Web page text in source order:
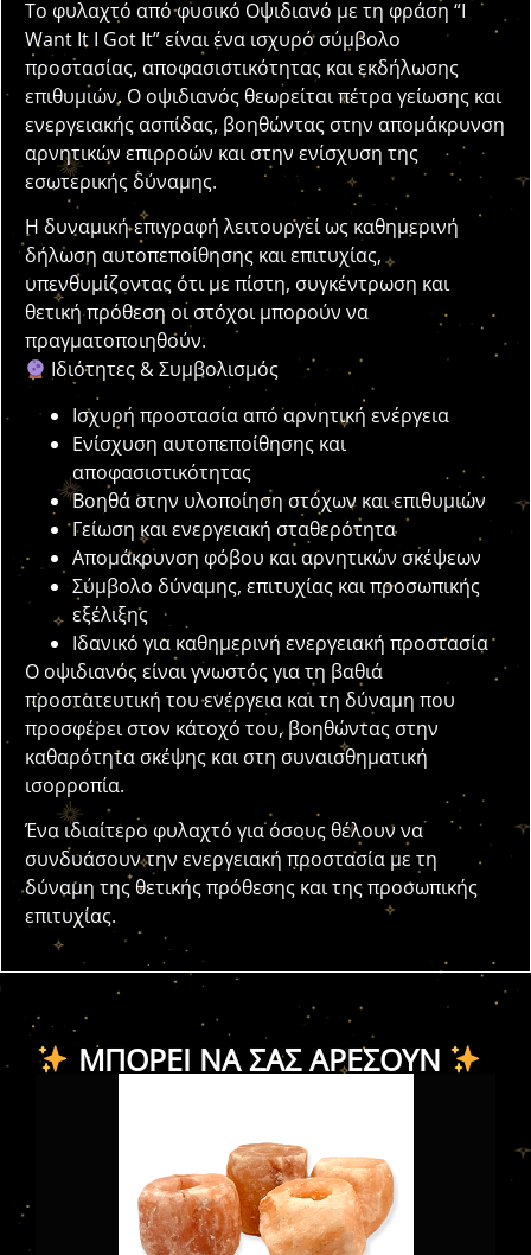
Το φυλαχτό από φυσικό Οψιδιανό με τη φράση “I
Want It I Got It” είναι ένα ισχυρό σύμβολο
προστασίας, αποφασιστικότητας και εκδήλωσης
επιθυμιών. Ο οψιδιανός θεωρείται πέτρα γείωσης και
ενεργειακής ασπίδας, βοηθώντας στην απομάκρυνση
αρνητικών επιρροών και στην ενίσχυση της
εσωτερικής δύναμης.
Η δυναμική επιγραφή λειτουργεί ως καθημερινή
δήλωση αυτοπεποίθησης και επιτυχίας,
υπενθυμίζοντας ότι με πίστη, συγκέντρωση και
θετική πρόθεση οι στόχοι μπορούν να
πραγματοποιηθούν.
Ιδιότητες & Συμβολισμός
Ισχυρή προστασία από αρνητική ενέργεια
Ενίσχυση αυτοπεποίθησης και
αποφασιστικότητας
Βοηθά στην υλοποίηση στόχων και επιθυμιών
Γείωση και ενεργειακή σταθερότητα
Απομάκρυνση φόβου και αρνητικών σκέψεων
Σύμβολο δύναμης, επιτυχίας και προσωπικής
εξέλιξης
Ιδανικό για καθημερινή ενεργειακή προστασία
Ο οψιδιανός είναι γνωστός για τη βαθιά
προστατευτική του ενέργεια και τη δύναμη που
προσφέρει στον κάτοχό του, βοηθώντας στην
καθαρότητα σκέψης και στη συναισθηματική
ισορροπία.
Ένα ιδιαίτερο φυλαχτό για όσους θέλουν να
συνδυάσουν την ενεργειακή προστασία με τη
δύναμη της θετικής πρόθεσης και της προσωπικής
επιτυχίας.
ΜΠΟΡΕΊ ΝΑ ΣΑΣ ΑΡΈΣΟΥΝ